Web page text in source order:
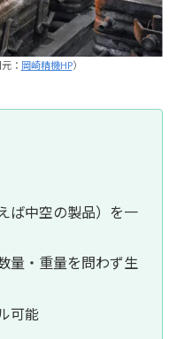
： 岡崎精機HP）
ば中空の製品）を一
量・重量を問わず生
可能